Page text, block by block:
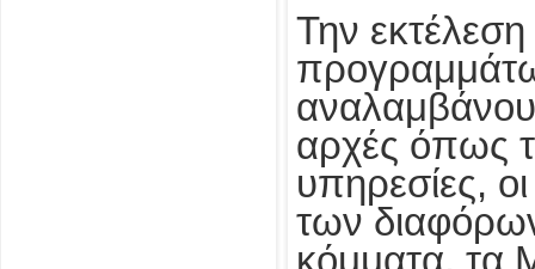
Την
αρχές όπως
υπηρεσίες,
των